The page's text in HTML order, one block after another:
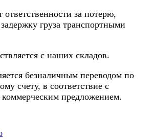
ответственности за потерю,
груза транспортными
с наших складов.
безналичным переводом по
счету, в соответствие с
предложением.